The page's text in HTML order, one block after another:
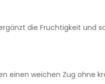
die Fruchtigkeit und
einen weichen Zug ohne